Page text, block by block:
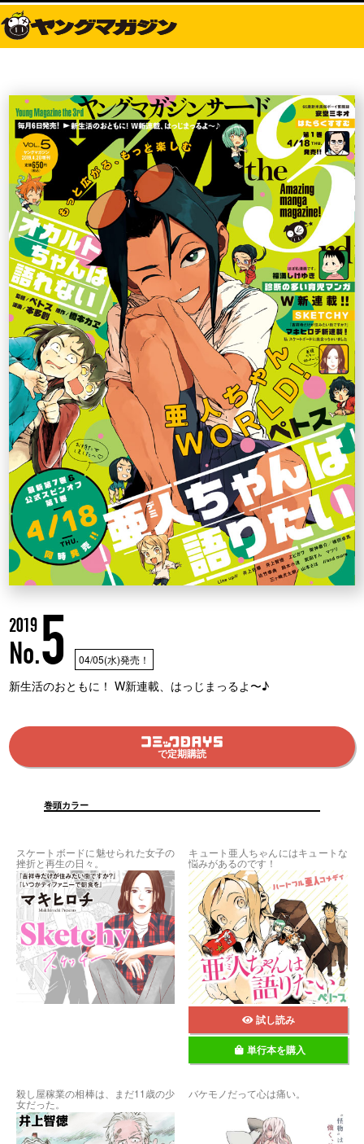
2019
No.5 04/05(水)発売！
新生活のおともに！ W新連載、はっじまっるよ〜♪
で定期購読
巻頭カラー
スケートボードに魅せられた女子の
挫折と再生の日々。
キュート亜人ちゃんにはキュートな
悩みがあるのです！
試し読み
単行本を購入
殺し屋稼業の相棒は、まだ11歳の少
女だった。
バケモノだって心は痛い。